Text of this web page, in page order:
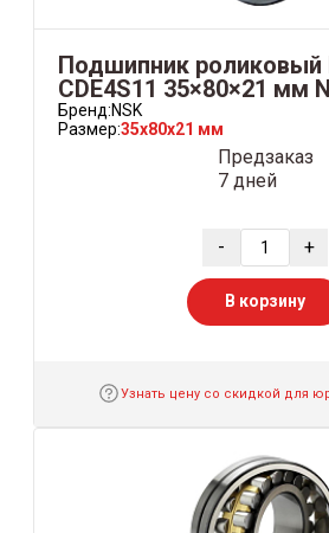
Подшипник роликовый
CDE4S11 35×80×21 мм
Бренд:NSK
Размер:35x80x21 мм
Предзаказ
7 дней
- +
В корзину
Узнать цену со скидкой для